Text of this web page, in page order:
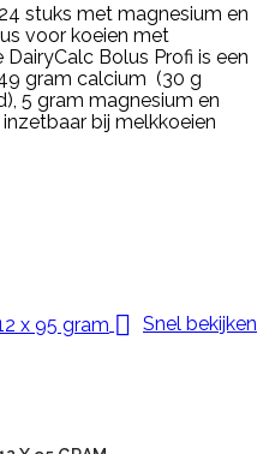
stuks met magnesium en
voor koeien met
Bolus Profi is een
gram calcium (30 g
5 gram magnesium en
bij melkkoeien
 Snel bekijken